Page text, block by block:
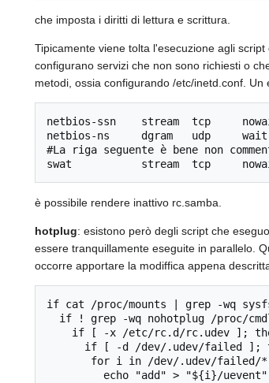
che imposta i diritti di lettura e scrittura.
Tipicamente viene tolta l'esecuzione agli
configurano servizi che non sono richiesti o
metodi, ossia configurando /etc/inetd.conf.
netbios-ssn    stream  tcp
netbios-ns     dgram   udp
#La riga seguente è bene non
è possibile rendere inattivo rc.samba.
hotplug: esistono però degli script che
essere tranquillamente eseguite in parallelo.
occorre apportare la modiffica appena
if cat /proc/mounts | grep -wq